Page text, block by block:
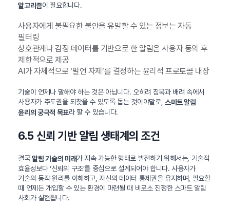
알고리즘이 필요합니다.
사용자에게 불필요한 불안을 유발할 수 있는 정보는 자동
필터링
상호관계나 감정 데이터를 기반으로 한 알림은 사용자 동의 후
제한적으로 제공
AI가 자체적으로 ‘발언 자제’를 결정하는 윤리적 프로토콜 내장
기술이 언제나 말해야 하는 것은 아닙니다. 오히려 침묵과 배려 속에서
사용자가 주도권을 되찾을 수 있도록 돕는 것이야말로, 스마트 알림
윤리의 궁극적 목표라 할 수 있습니다.
6.5 신뢰 기반 알림 생태계의 조건
결국알림 기술의 미래가 지속 가능한 형태로 발전하기 위해서는, 기술적
효율성보다 ‘신뢰의 구조’를 중심으로 설계되어야 합니다. 사용자가
기술의 동작 원리를 이해하고, 자신의 데이터 통제권을 유지하며, 필요할
때 언제든 개입할 수 있는 환경이 마련될 때 비로소 진정한 스마트 알림
사회가 실현됩니다.